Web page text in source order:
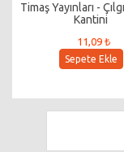
Timaş Yayınları -
Kantini
11,09 ₺
Sepete Ekle